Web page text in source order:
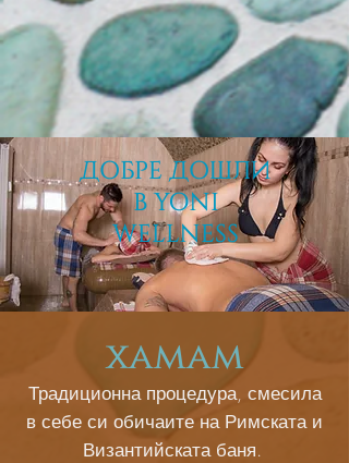
хамам
Традиционна процедура, смесила
в себе си обичаите на Римската и
Византийската баня.
ДОБРЕ ДОШЛИ
В YONI
WELLNESS